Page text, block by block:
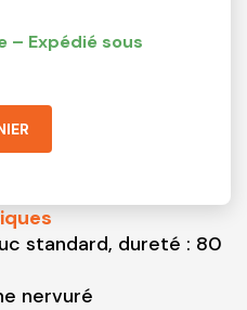
– Expédié sous
standard, dureté : 80
nervuré